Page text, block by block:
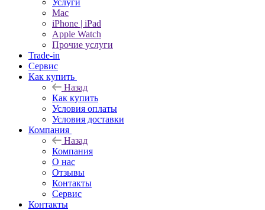
Услуги
Mac
iPhone | iPad
Apple Watch
Прочие услуги
Trade-in
Сервис
Как купить
Назад
Как купить
Условия оплаты
Условия доставки
Компания
Назад
Компания
О нас
Отзывы
Контакты
Сервис
Контакты